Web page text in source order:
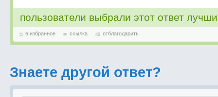
пользователи выбрали этот ответ
в избранное ссылка отблагодарить
Знаете другой ответ?